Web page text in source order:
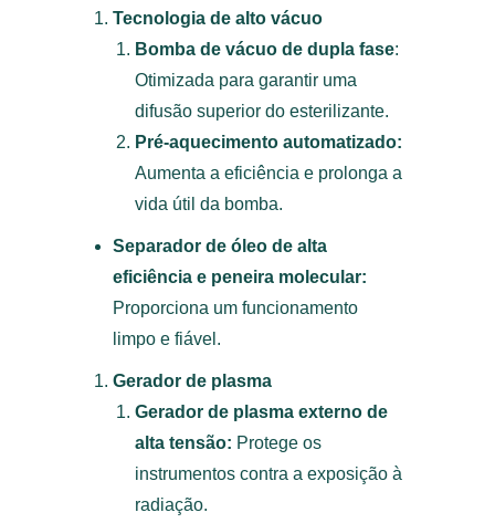
Tecnologia de alto vácuo
Bomba de vácuo de dupla fase:
Otimizada para garantir uma
difusão superior do esterilizante.
Pré-aquecimento automatizado:
Aumenta a eficiência e prolonga a
vida útil da bomba.
Separador de óleo de alta
eficiência e peneira molecular:
Proporciona um funcionamento
limpo e fiável.
Gerador de plasma
Gerador de plasma externo de
alta tensão: Protege os
instrumentos contra a exposição à
radiação.